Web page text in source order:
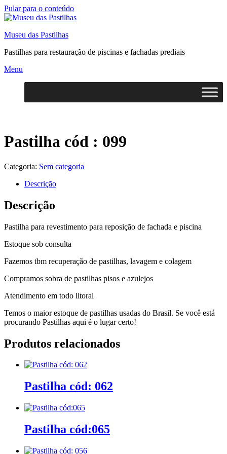
Pular para o conteúdo
Museu das Pastilhas
Pastilhas para restauração de piscinas e fachadas prediais
Menu
Pastilha cód : 099
Categoria: Sem categoria
Descrição
Descrição
Pastilha para revestimento para reposição de fachada e piscina
Estoque sob consulta
Fazemos tbm recuperação de pastilhas, lavagem e colagem
Compramos sobra de pastilhas pisos e azulejos
Atendimento em todo litoral
Temos o maior estoque de pastilhas usadas do Brasil. Se você está
procurando Pastilhas aqui é o lugar certo!
Produtos relacionados
Pastilha cód: 062
Pastilha cód:065